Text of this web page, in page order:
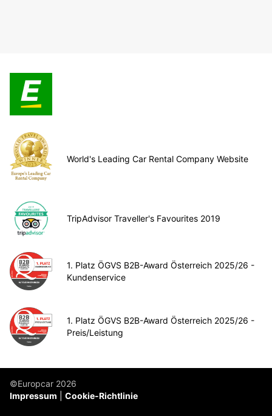
World's Leading Car Rental Company Website
TripAdvisor Traveller's Favourites 2019
1. Platz ÖGVS B2B-Award Österreich 2025/26 -
Kundenservice
1. Platz ÖGVS B2B-Award Österreich 2025/26 -
Preis/Leistung
©Europcar 2026
Impressum
Cookie-Richtlinie